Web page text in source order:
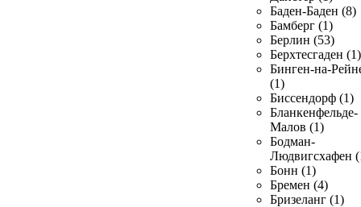
Баден-Баден (8)
Бамберг (1)
Берлин (53)
Берхтесгаден (1)
Бинген-на-
(1)
Биссендорф (1)
Бланкенфельде-
Малов (1)
Бодман-
Людвигсхафен
Бонн (1)
Бремен (4)
Бризеланг (1)